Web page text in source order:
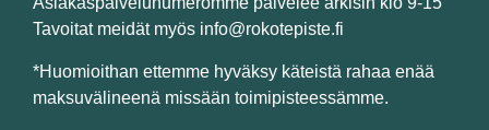
Tavoitat meidät myös info@rokotepiste.fi
*Huomioithan ettemme hyväksy käteistä rahaa enää
maksuvälineenä missään toimipisteessämme.